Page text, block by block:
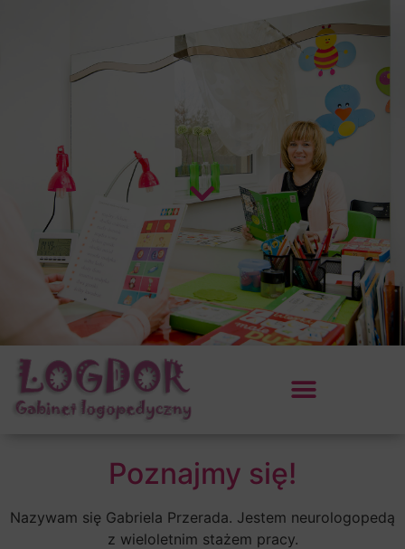
Poznajmy się!
Nazywam się Gabriela Przerada. Jestem neurologopedą
z wieloletnim stażem pracy.